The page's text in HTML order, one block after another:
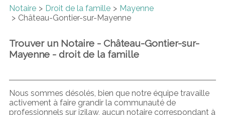
Notaire Droit de la famille
Mayenne
Château-Gontier-sur-Mayenne
Trouver un Notaire - Château-Gontier-sur-
Mayenne - droit de la famille
Nous sommes désolés, bien que notre équipe travaille
activement à faire grandir la communauté de
professionnels sur izilaw, aucun notaire correspondant à